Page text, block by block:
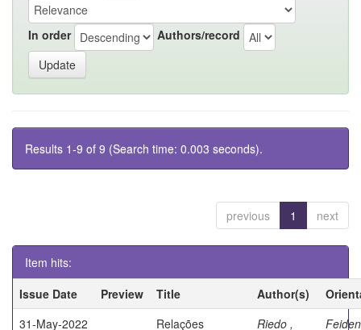
In order Authors/record
Results 1-9 of 9 (Search time: 0.003 seconds).
previous 1 next
Item hits:
Issue Date
Preview Title Author(s)
31-May-2022
Relações
Riedo ,